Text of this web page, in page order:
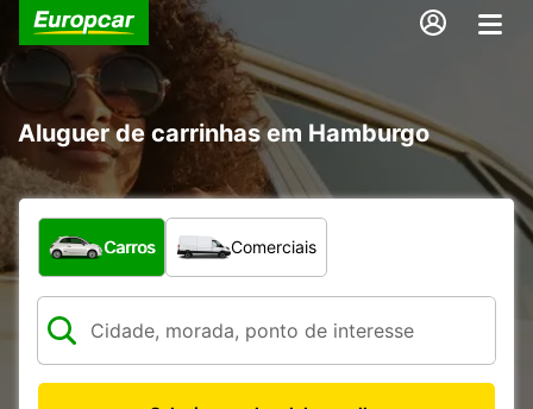
Aluguer de carrinhas em Hamburgo
Que tipo de veículo pretende?
Carros Comerciais